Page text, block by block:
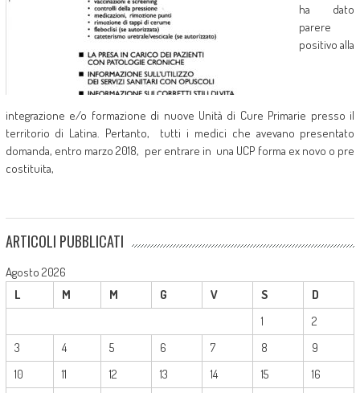
ha dato
parere
positivo alla
integrazione e/o formazione di nuove Unità di Cure Primarie presso il
territorio di Latina. Pertanto, tutti i medici che avevano presentato
domanda, entro marzo 2018, per entrare in una UCP forma ex novo o pre
costituita,
ARTICOLI PUBBLICATI
Agosto 2026
L
M M G V S
D
1
2
3
4 5 6 7 8
9
10
11 12 13 14 15 16